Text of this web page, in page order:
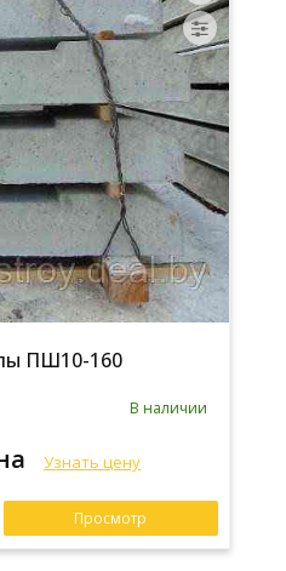
ПШ10-160
В наличии
Узнать цену
Просмотр